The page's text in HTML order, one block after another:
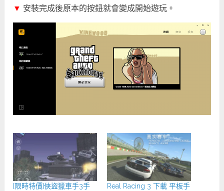
▼ 安裝完成後原本的按鈕就會變成開始遊玩。
[限時特價]俠盜獵車手3手
Real Racing 3 下載 平板手